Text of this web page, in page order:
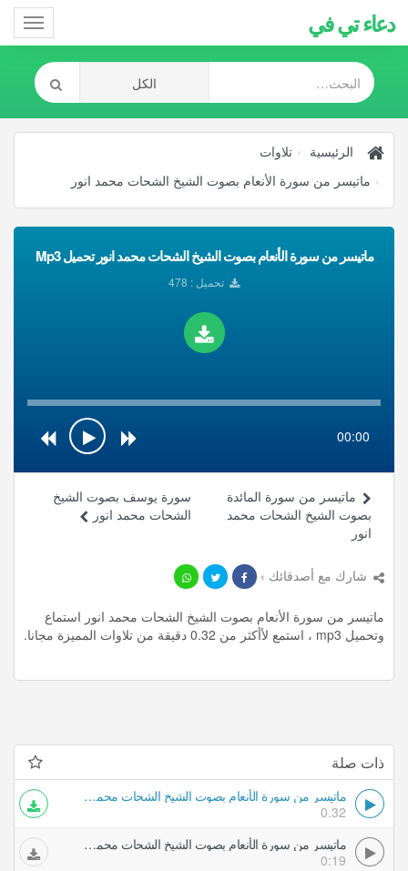
دعاء تي في
الرئيسية
تلاوات
ماتيسر من سورة الأنعام بصوت الشيخ الشحات محمد انور
ماتيسر من سورة الأنعام بصوت الشيخ الشحات محمد انور تحميل Mp3
تحميل : 478
00:00
سورة يوسف بصوت الشيخ
الشحات محمد انور
ماتيسر من سورة المائدة
بصوت الشيخ الشحات محمد
انور
شارك مع أصدقائك ›
ماتيسر من سورة الأنعام بصوت الشيخ الشحات محمد انور استماع
وتحميل mp3 ، استمع لأأكثر من 0.32 دقيقة من تلاوات المميزة مجانا.
ذات صلة
ماتيسر من سورة الأنعام بصوت الشيخ الشحات محمد انور
0.32
ماتيسر من سورة الأنعام بصوت الشيخ الشحات محمد انور
0:19